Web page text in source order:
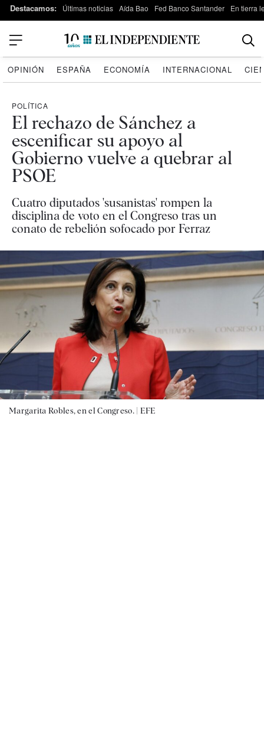
Destacamos: Últimas noticias Aída Bao Fed Banco Santander En tierra
OPINIÓN ESPAÑA ECONOMÍA INTERNACIONAL
POLÍTICA
El rechazo de Sánchez a
escenificar su apoyo al
Gobierno vuelve a quebrar al
PSOE
Cuatro diputados 'susanistas' rompen la
disciplina de voto en el Congreso tras un
conato de rebelión sofocado por Ferraz
Margarita Robles, en el Congreso. | EFE